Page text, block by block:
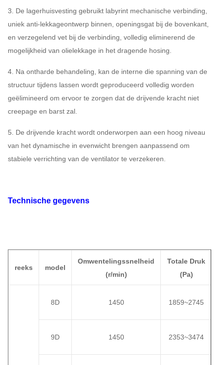
3. De lagerhuisvesting gebruikt labyrint mechanische verbinding,
uniek anti-lekkageontwerp binnen, openingsgat bij de bovenkant,
en verzegelend vet bij de verbinding, volledig eliminerend de
mogelijkheid van olielekkage in het dragende hosing.
4. Na ontharde behandeling, kan de interne die spanning van de
structuur tijdens lassen wordt geproduceerd volledig worden
geëlimineerd om ervoor te zorgen dat de drijvende kracht niet
creepage en barst zal.
5. De drijvende kracht wordt onderworpen aan een hoog niveau
van het dynamische in evenwicht brengen aanpassend om
stabiele verrichting van de ventilator te verzekeren.
Technische gegevens
reeks model
Omwentelingssnelheid
(r/min)
Totale Druk
(Pa)
8D 1450 1859~2745
9D 1450 2353~3474